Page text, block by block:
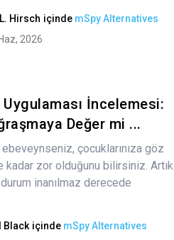
Hirsch içinde mSpy Alternatives
2026
İncelemesi:
Değer mi ...
çocuklarınıza göz
kadar zor olduğunu bilirsiniz. Artık
inanılmaz derecede
Black içinde mSpy Alternatives